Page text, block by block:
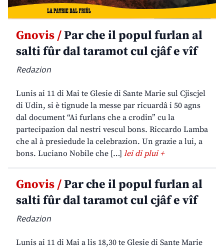
Gnovis /Par che il popul furlan al
salti fûr dal taramot cul cjâf e vîf
Redazion
Lunis ai 11 di Mai te Glesie di Sante Marie sul Cjiscjel
di Udin, si è tignude la messe par ricuardâ i 50 agns
dal document “Ai furlans che a crodin” cu la
partecipazion dal nestri vescul bons. Riccardo Lamba
che al à presiedude la celebrazion. Un grazie a lui, a
bons. Luciano Nobile che […] lei di plui +
Gnovis /Par che il popul furlan al
salti fûr dal taramot cul cjâf e vîf
Redazion
Lunis ai 11 di Mai a lis 18,30 te Glesie di Sante Marie